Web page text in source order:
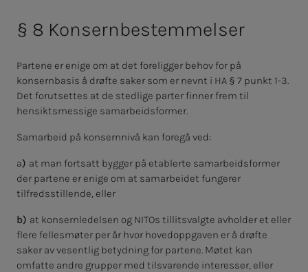
§ 8 Kon­sern­be­stem­mel­ser
Partene er enige om at det foreligger behov for på
konsernbasis å drøfte saker som er nevnt i HA § 7 punkt 1-3.
Det forutsettes at de stedlige parter finner frem til
hensiktsmessige samarbeidsformer.
Samarbeid på konsernnivå kan foregå ved:
a) at man fortsatt bygger på etablerte samarbeidsformer
der partene er enige om at samarbeidet fungerer
tilfredsstillende, eller
b) at konsernledelsen og NITOs tillitsvalgte avholder et eller
flere fellesmøter per år hvor hovedoppgaven er å drøfte
saker av vesentlig betydning for partene. Møtet kan
omfatte andre grupper med tilsvarende interesser, eller